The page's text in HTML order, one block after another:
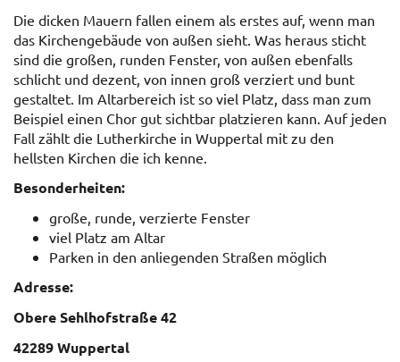
Die dicken Mauern fallen einem als erstes auf, wenn man
das Kirchengebäude von außen sieht. Was heraus sticht
sind die großen, runden Fenster, von außen ebenfalls
schlicht und dezent, von innen groß verziert und bunt
gestaltet. Im Altarbereich ist so viel Platz, dass man zum
Beispiel einen Chor gut sichtbar platzieren kann. Auf jeden
Fall zählt die Lutherkirche in Wuppertal mit zu den
hellsten Kirchen die ich kenne.
Besonderheiten:
große, runde, verzierte Fenster
viel Platz am Altar
Parken in den anliegenden Straßen möglich
Adresse:
Obere Sehlhofstraße 42
42289 Wuppertal